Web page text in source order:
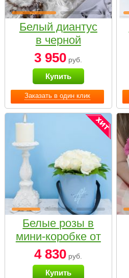
Заказать в один клик
Белый диантус
в черной
коробке Small
3 950 руб.
Купить
Белые розы в
мини-коробке от
Bella Fiori
4 830 руб.
Купить